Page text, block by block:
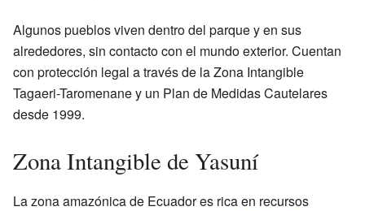
Algunos pueblos viven dentro del parque y en sus
alrededores, sin contacto con el mundo exterior. Cuentan
con protección legal a través de la Zona Intangible
Tagaeri-Taromenane y un Plan de Medidas Cautelares
desde 1999.
Zona Intangible de Yasuní
La zona amazónica de Ecuador es rica en recursos